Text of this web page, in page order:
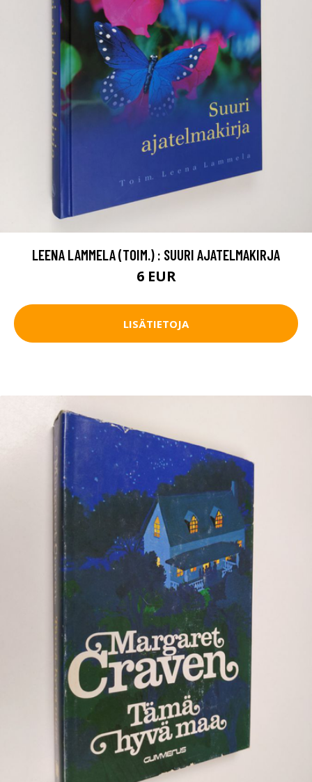
LEENA LAMMELA (TOIM.) : SUURI AJATELMAKIRJA
6 EUR
LISÄTIETOJA